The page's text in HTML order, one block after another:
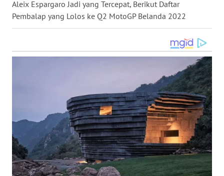
Aleix Espargaro Jadi yang Tercepat, Berikut Daftar
Pembalap yang Lolos ke Q2 MotoGP Belanda 2022
WN
NUSANTARA
WN
WN
WN
KALBAR